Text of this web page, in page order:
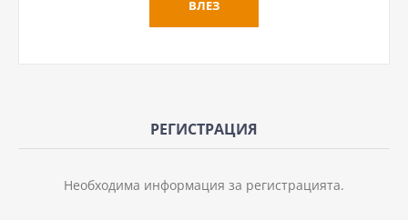
РЕГИСТРАЦИЯ
Необходима информация за регистрацията.